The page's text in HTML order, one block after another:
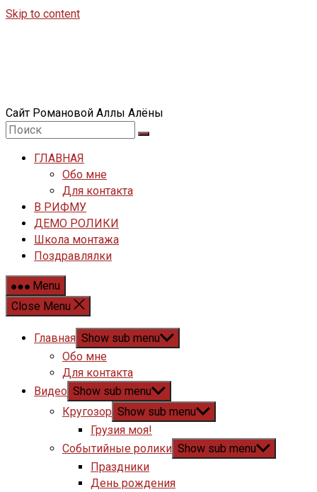
Skip to content
Сайт Романовой Аллы Алёны
ГЛАВНАЯ
Обо мне
Для контакта
В РИФМУ
ДЕМО РОЛИКИ
Школа монтажа
Поздравлялки
Menu
Close Menu
Главная Show sub menu
Обо мне
Для контакта
Видео Show sub menu
Кругозор Show sub menu
Грузия моя!
Событийные ролики Show sub menu
Праздники
День рождения